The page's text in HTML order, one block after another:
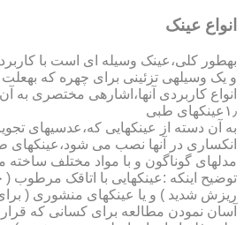
انواع عینک
به­طور کلی،عینک وسیله ای است با
و یک وسیله­ی تزئینی برای چهره که
انواع کاربردی آنها،اشاره­ی مختصری به
۱٫عینکهای طبی
به آن دسته از عینکهایی که،عدسیهای
انکساری در آنها نصب می شود،عینکهای
مدلهای گوناگون و با مواد مختلف ساخته
توضیح اینکه :عینکهایی با اتاقک
ریزش شدید ) و یا عینکهای منشوری ( برای
آسان نمودن مطالعه برای کسانی که